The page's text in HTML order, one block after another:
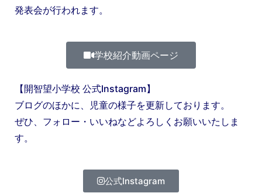
発表会が行われます。
学校紹介動画ページ
【開智望小学校 公式Instagram】
ブログのほかに、児童の様子を更新しております。
ぜひ、フォロー・いいねなどよろしくお願いいたしま
す。
公式Instagram